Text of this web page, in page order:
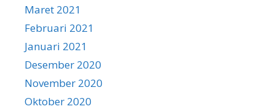
Maret 2021
Februari 2021
Januari 2021
Desember 2020
November 2020
Oktober 2020